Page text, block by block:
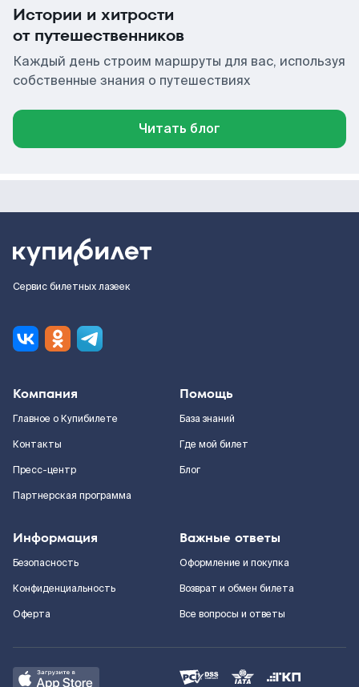
Истории и хитрости
от путешественников
Каждый день строим маршруты для вас, используя
собственные знания о путешествиях
Читать блог
Сервис билетных лазеек
Компания
Главное о Купибилете
Контакты
Пресс-центр
Партнерская программа
Помощь
База знаний
Где мой билет
Блог
Информация
Безопасность
Конфиденциальность
Оферта
Важные ответы
Оформление и покупка
Возврат и обмен билета
Все вопросы и ответы